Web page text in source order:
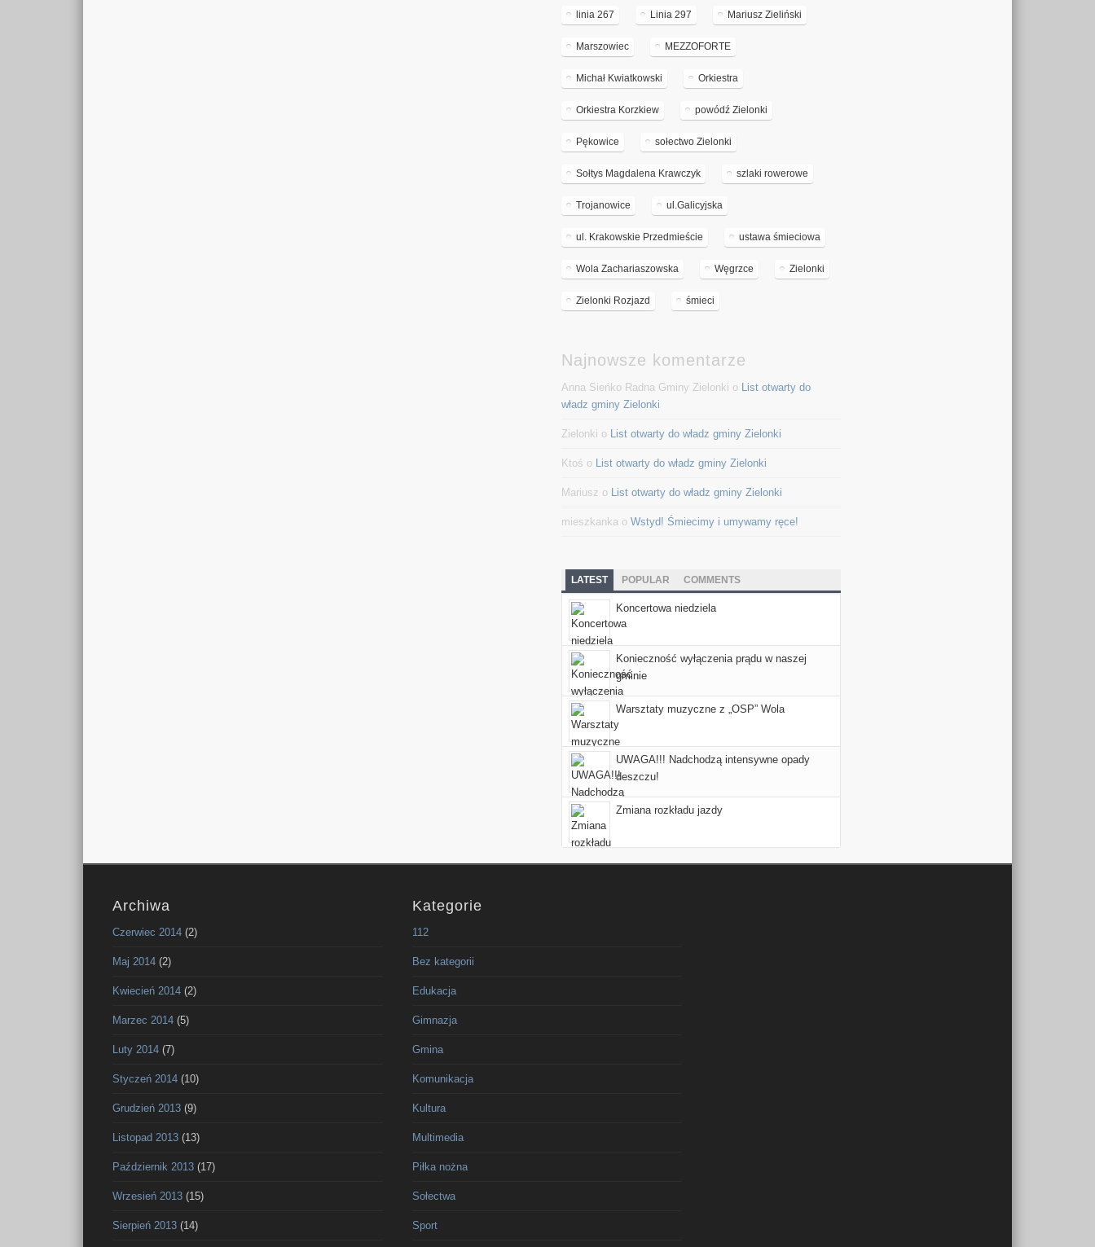
linia 267 Linia 297 Mariusz Zieliński
Marszowiec MEZZOFORTE
Michał Kwiatkowski Orkiestra
Orkiestra Korzkiew powódź Zielonki
Pękowice sołectwo Zielonki
Sołtys Magdalena Krawczyk szlaki rowerowe
Trojanowice ul.Galicyjska
ul. Krakowskie Przedmieście ustawa śmieciowa
Wola Zachariaszowska Węgrzce Zielonki
Zielonki Rozjazd śmieci
Najnowsze komentarze
Anna Sieńko Radna Gminy Zielonki o List otwarty do
władz gminy Zielonki
Zielonki o List otwarty do władz gminy Zielonki
Ktoś o List otwarty do władz gminy Zielonki
Mariusz o List otwarty do władz gminy Zielonki
mieszkanka oWstyd! Śmiecimy i umywamy ręce!
LATEST POPULAR COMMENTS
Koncertowa niedziela
Konieczność wyłączenia prądu w naszej
gminie
Warsztaty muzyczne z „OSP” Wola
UWAGA!!! Nadchodzą intensywne opady
deszczu!
Zmiana rozkładu jazdy
Archiwa
Czerwiec 2014 (2)
Maj 2014 (2)
Kwiecień 2014 (2)
Marzec 2014 (5)
Luty 2014 (7)
Styczeń 2014 (10)
Grudzień 2013 (9)
Listopad 2013 (13)
Październik 2013 (17)
Wrzesień 2013 (15)
Sierpień 2013 (14)
Kategorie
112
Bez kategorii
Edukacja
Gimnazja
Gmina
Komunikacja
Kultura
Multimedia
Piłka nożna
Sołectwa
Sport